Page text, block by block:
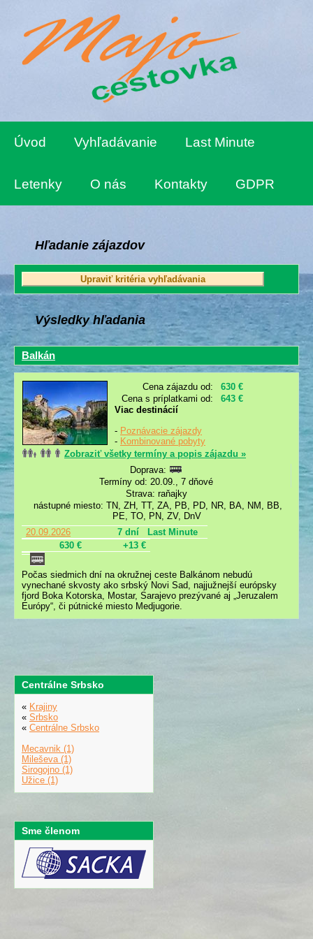
Úvod Vyhľadávanie Last Minute
Letenky O nás Kontakty GDPR
Hľadanie zájazdov
Výsledky hľadania
Balkán
Cena zájazdu od:
630 €
Cena s príplatkami od:
643 €
Viac destinácií
- Poznávacie zájazdy
- Kombinované pobyty
Zobraziť všetky termíny a popis zájazdu »
Doprava:
Termíny od: 20.09., 7 dňové
Strava: raňajky
nástupné miesto: TN, ZH, TT, ZA, PB, PD, NR, BA, NM, BB,
PE, TO, PN, ZV, DnV
20.09.2026
7 dní
Last Minute
630 €
+13 €
Počas siedmich dní na okružnej ceste Balkánom nebudú
vynechané skvosty ako srbský Novi Sad, najjužnejší európsky
fjord Boka Kotorska, Mostar, Sarajevo prezývané aj „Jeruzalem
Európy“, či pútnické miesto Medjugorie.
Centrálne Srbsko
« Krajiny
« Srbsko
« Centrálne Srbsko
Mecavnik (1)
Mileševa (1)
Sirogojno (1)
Užice (1)
Sme členom